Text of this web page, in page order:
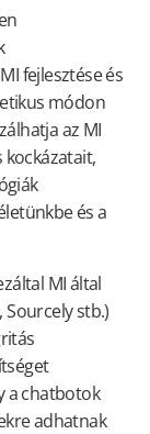
fejlesztése és
módon
az MI
és a
MI által
stb.)
a chatbotok
adhatnak